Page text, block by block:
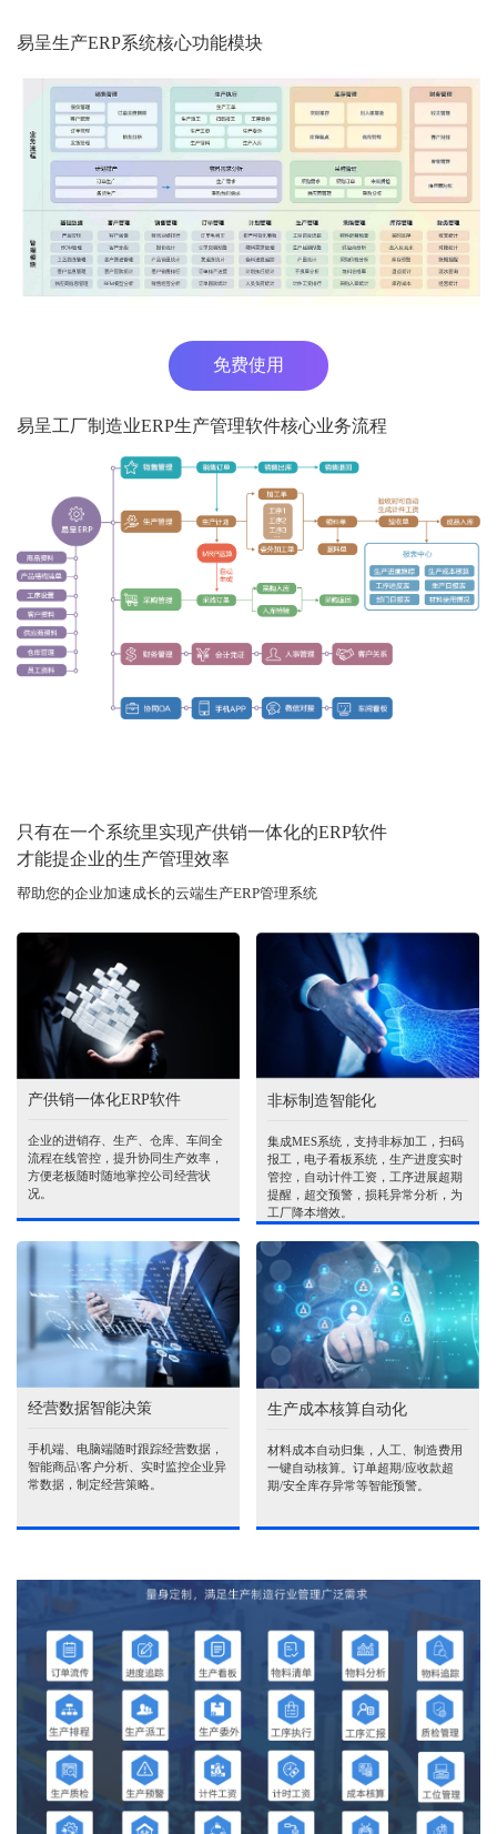
易呈生产ERP系统核心功能模块
免费使用
易呈工厂制造业ERP生产管理软件核心业务流程
只有在一个系统里实现产供销一体化的ERP软件
才能提企业的生产管理效率
帮助您的企业加速成长的云端生产ERP管理系统
产供销一体化ERP软件
企业的进销存、生产、仓库、车间全
流程在线管控，提升协同生产效率，
方便老板随时随地掌控公司经营状
况。
非标制造智能化
集成MES系统，支持非标加工，扫码
报工，电子看板系统，生产进度实时
管控，自动计件工资，工序进展超期
提醒，超交预警，损耗异常分析，为
工厂降本增效。
经营数据智能决策
手机端、电脑端随时跟踪经营数据，
智能商品\客户分析、实时监控企业异
常数据，制定经营策略。
生产成本核算自动化
材料成本自动归集，人工、制造费用
一键自动核算。订单超期/应收款超
期/安全库存异常等智能预警。